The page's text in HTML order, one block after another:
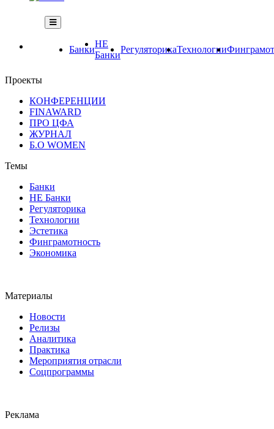
Банки
НЕ
Банки
РегуляторикаТехнологии
Проекты
КОНФЕРЕНЦИИ
FINAWARD
ПРО ЦФА
ЖУРНАЛ
Б.О WOMEN
Темы
Банки
НЕ Банки
Регуляторика
Технологии
Эстетика
Финграмотность
Экономика
Материалы
Новости
Релизы
Аналитика
Практика
Мероприятия отрасли
Соцпрограммы
Реклама